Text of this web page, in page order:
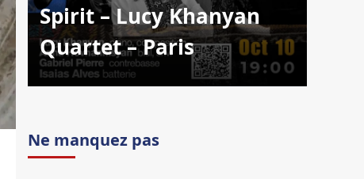
Spirit – Lucy Khanyan
Quartet – Paris
Ne manquez pas